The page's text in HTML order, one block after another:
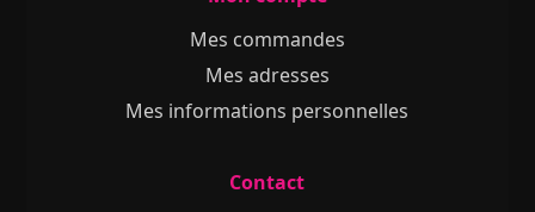
Mes commandes
Mes adresses
Mes informations personnelles
Contact